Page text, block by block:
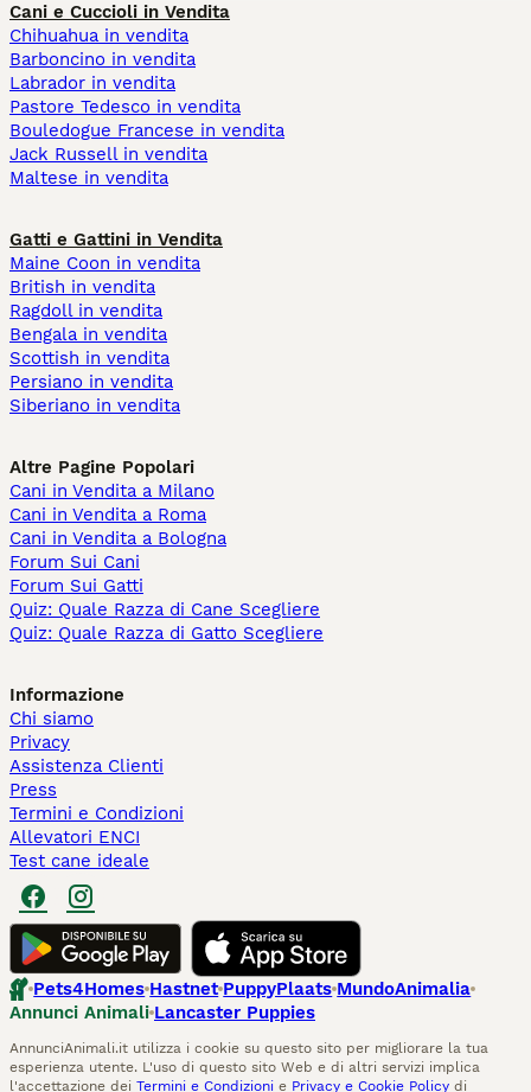
Cani e Cuccioli in Vendita
Chihuahua in vendita
Barboncino in vendita
Labrador in vendita
Pastore Tedesco in vendita
Bouledogue Francese in vendita
Jack Russell in vendita
Maltese in vendita
Gatti e Gattini in Vendita
Maine Coon in vendita
British in vendita
Ragdoll in vendita
Bengala in vendita
Scottish in vendita
Persiano in vendita
Siberiano in vendita
Altre Pagine Popolari
Cani in Vendita a Milano
Cani in Vendita a Roma
Cani in Vendita a Bologna
Forum Sui Cani
Forum Sui Gatti
Quiz: Quale Razza di Cane Scegliere
Quiz: Quale Razza di Gatto Scegliere
Informazione
Chi siamo
Privacy
Assistenza Clienti
Press
Termini e Condizioni
Allevatori ENCI
Test cane ideale
Pets4Homes Hastnet PuppyPlaats MundoAnimalia
Annunci Animali Lancaster Puppies
AnnunciAnimali.it utilizza i cookie su questo sito per migliorare la tua
esperienza utente. L'uso di questo sito Web e di altri servizi implica
l'accettazione dei Termini e Condizioni e Privacy e Cookie Policy di